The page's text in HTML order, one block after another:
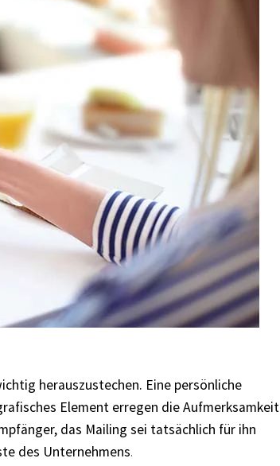
herauszustechen. Eine persönliche
Element erregen die Aufmerksamkeit
das Mailing sei tatsächlich für ihn
des Unternehmens.